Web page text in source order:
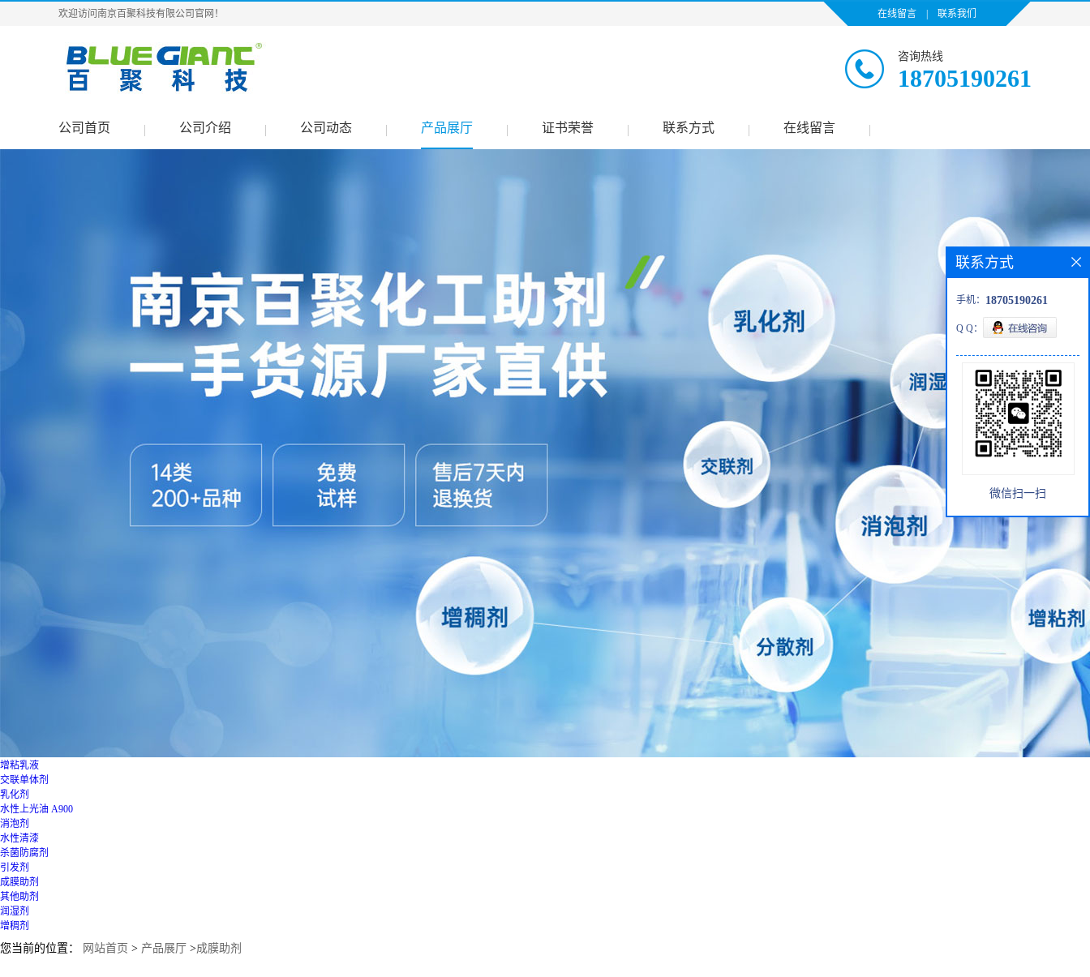
欢迎访问南京百聚科技有限公司官网！ 在线留言 联系我们
咨询热线
18705190261
公司首页 公司介绍 公司动态 产品展厅 证书荣誉 联系方式 在线留言
增粘乳液
交联单体剂
乳化剂
水性上光油 A900
消泡剂
水性清漆
杀菌防腐剂
引发剂
成膜助剂
其他助剂
润湿剂
增稠剂
您当前的位置： 网站首页 > 产品展厅 >成膜助剂
联系方式
手机： 18705190261
Q Q：
微信扫一扫